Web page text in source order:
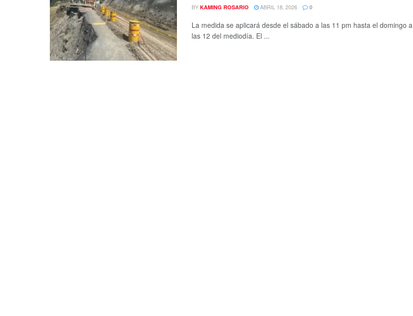
BY KAMING ROSARIO ABRIL 18, 2026 0
La medida se aplicará desde el sábado a las 11 pm hasta el domingo a
las 12 del mediodía. El ...